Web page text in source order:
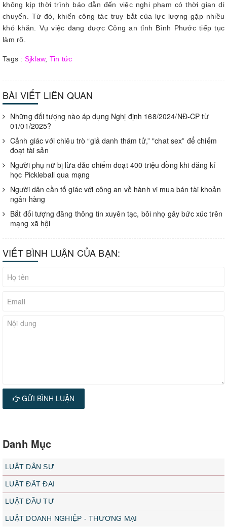
không kịp thời trình báo dẫn đến việc nghi phạm có thời gian di
chuyển. Từ đó, khiến công tác truy bắt của lực lượng gặp nhiều
khó khăn. Vụ việc đang được Công an tỉnh Bình Phước tiếp tục
làm rõ.
Tags : Sjklaw, Tin tức
BÀI VIẾT LIÊN QUAN
Những đối tượng nào áp dụng Nghị định 168/2024/NĐ-CP từ
01/01/2025?
Cảnh giác với chiêu trò “giả danh thám tử,” "chat sex” để chiếm
đoạt tài sản
Người phụ nữ bị lừa đảo chiếm đoạt 400 triệu đồng khi đăng kí
học Pickleball qua mạng
Người dân cần tố giác với công an về hành vi mua bán tài khoản
ngân hàng
Bắt đối tượng đăng thông tin xuyên tạc, bôi nhọ gây bức xúc trên
mạng xã hội
VIẾT BÌNH LUẬN CỦA BẠN:
GỬI BÌNH LUẬN
Danh Mục
LUẬT DÂN SỰ
LUẬT ĐẤT ĐAI
LUẬT ĐẦU TƯ
LUẬT DOANH NGHIỆP - THƯƠNG MẠI